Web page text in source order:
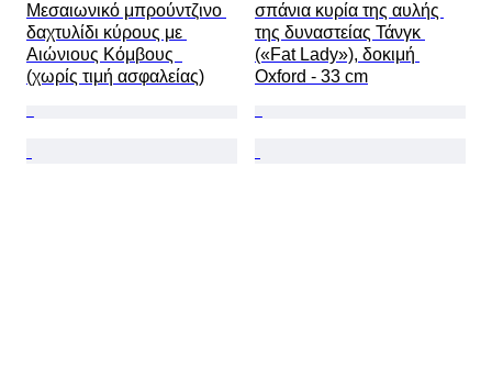
Μεσαιωνικό μπρούντζινο
δαχτυλίδι κύρους με
Αιώνιους Κόμβους
(χωρίς τιμή ασφαλείας)
σπάνια κυρία της αυλής
της δυναστείας Τάνγκ
(«Fat Lady»), δοκιμή
Oxford - 33 cm